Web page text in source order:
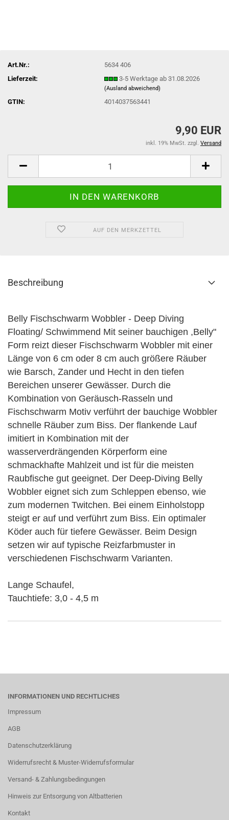
Art.Nr.:
5634 406
Lieferzeit:
3-5 Werktage ab 31.08.2026
(Ausland abweichend)
GTIN: 4014037563441
9,90 EUR
inkl. 19% MwSt. zzgl. Versand
AUF DEN MERKZETTEL
Beschreibung
Belly Fischschwarm Wobbler - Deep Diving
Floating/ Schwimmend Mit seiner bauchigen ,Belly"
Form reizt dieser Fischschwarm Wobbler mit einer
Länge von 6 cm oder 8 cm auch größere Räuber
wie Barsch, Zander und Hecht in den tiefen
Bereichen unserer Gewässer. Durch die
Kombination von Geräusch-Rasseln und
Fischschwarm Motiv verführt der bauchige Wobbler
schnelle Räuber zum Biss. Der flankende Lauf
imitiert in Kombination mit der
wasserverdrängenden Körperform eine
schmackhafte Mahlzeit und ist für die meisten
Raubfische gut geeignet. Der Deep-Diving Belly
Wobbler eignet sich zum Schleppen ebenso, wie
zum modernen Twitchen. Bei einem Einholstopp
steigt er auf und verführt zum Biss. Ein optimaler
Köder auch für tiefere Gewässer. Beim Design
setzen wir auf typische Reizfarbmuster in
verschiedenen Fischschwarm Varianten.
Lange Schaufel,
Tauchtiefe: 3,0 - 4,5 m
INFORMATIONEN UND RECHTLICHES
Impressum
AGB
Datenschutzerklärung
Widerrufsrecht & Muster-Widerrufsformular
Versand- & Zahlungsbedingungen
Hinweis zur Entsorgung von Altbatterien
Kontakt